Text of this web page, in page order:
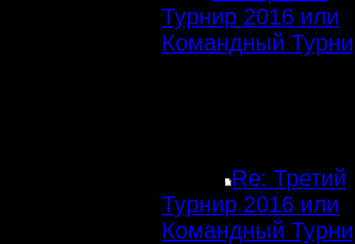
Турнир 2016 или
Командный
Re: Третий
Турнир 2016 или
Командный